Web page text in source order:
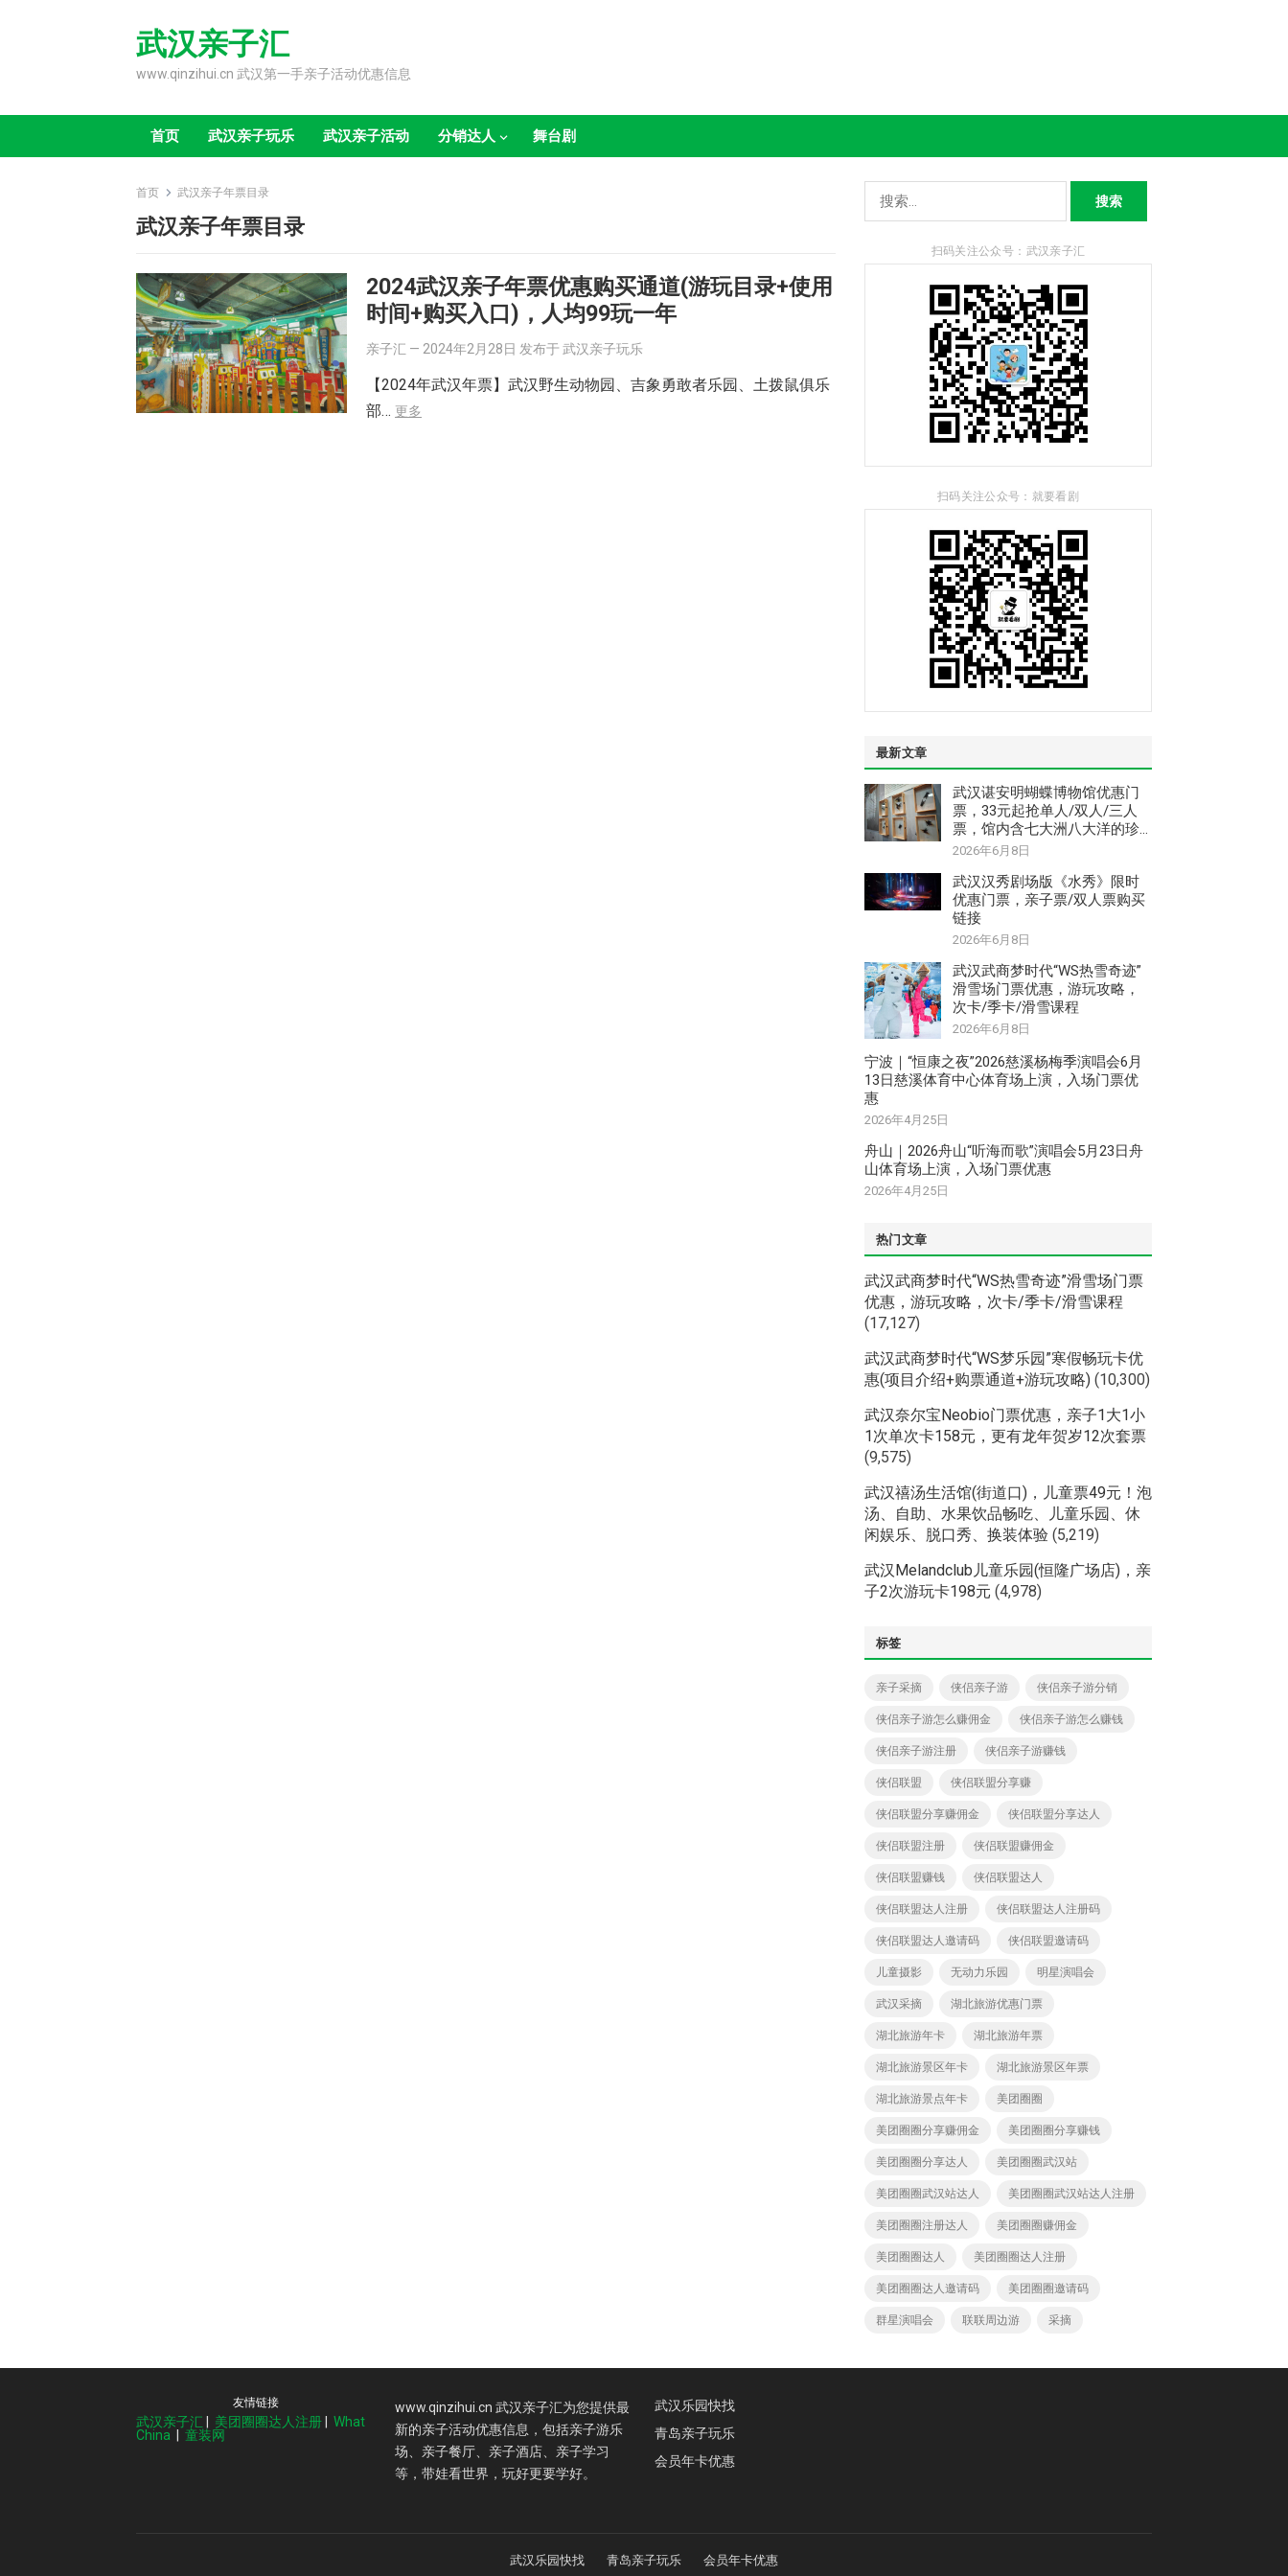
武汉亲子汇
www.qinzihui.cn 武汉第一手亲子活动优惠信息
首页 武汉亲子玩乐 武汉亲子活动 分销达人 舞台剧
首页 武汉亲子年票目录
武汉亲子年票目录
2024武汉亲子年票优惠购买通道(游玩目录+使用
时间+购买入口)，人均99玩一年
亲子汇 — 2024年2月28日 发布于 武汉亲子玩乐
【2024年武汉年票】武汉野生动物园、吉象勇敢者乐园、土拨鼠俱乐
部… 更多
索：
扫码关注公众号：武汉亲子汇
扫码关注公众号：就要看剧
最新文章
武汉谌安明蝴蝶博物馆优惠门
票，33元起抢单人/双人/三人
票，馆内含七大洲八大洋的珍
惜稀昆虫和蝴蝶标本
2026年6月8日
武汉汉秀剧场版《水秀》限时
优惠门票，亲子票/双人票购买
链接
2026年6月8日
武汉武商梦时代“WS热雪奇迹”
滑雪场门票优惠，游玩攻略，
次卡/季卡/滑雪课程
2026年6月8日
宁波｜“恒康之夜”2026慈溪杨梅季演唱会6月
13日慈溪体育中心体育场上演，入场门票优
惠
2026年4月25日
舟山｜2026舟山“听海而歌”演唱会5月23日舟
山体育场上演，入场门票优惠
2026年4月25日
热门文章
武汉武商梦时代“WS热雪奇迹”滑雪场门票
优惠，游玩攻略，次卡/季卡/滑雪课程
(17,127)
武汉武商梦时代“WS梦乐园”寒假畅玩卡优
惠(项目介绍+购票通道+游玩攻略) (10,300)
武汉奈尔宝Neobio门票优惠，亲子1大1小
1次单次卡158元，更有龙年贺岁12次套票
(9,575)
武汉禧汤生活馆(街道口)，儿童票49元！泡
汤、自助、水果饮品畅吃、儿童乐园、休
闲娱乐、脱口秀、换装体验 (5,219)
武汉Melandclub儿童乐园(恒隆广场店)，亲
子2次游玩卡198元 (4,978)
标签
亲子采摘 侠侣亲子游 侠侣亲子游分销
侠侣亲子游怎么赚佣金 侠侣亲子游怎么赚钱
侠侣亲子游注册 侠侣亲子游赚钱
侠侣联盟 侠侣联盟分享赚
侠侣联盟分享赚佣金 侠侣联盟分享达人
侠侣联盟注册 侠侣联盟赚佣金
侠侣联盟赚钱 侠侣联盟达人
侠侣联盟达人注册 侠侣联盟达人注册码
侠侣联盟达人邀请码 侠侣联盟邀请码
儿童摄影 无动力乐园 明星演唱会
武汉采摘 湖北旅游优惠门票
湖北旅游年卡 湖北旅游年票
湖北旅游景区年卡 湖北旅游景区年票
湖北旅游景点年卡 美团圈圈
美团圈圈分享赚佣金 美团圈圈分享赚钱
美团圈圈分享达人 美团圈圈武汉站
美团圈圈武汉站达人 美团圈圈武汉站达人注册
美团圈圈注册达人 美团圈圈赚佣金
美团圈圈达人 美团圈圈达人注册
美团圈圈达人邀请码 美团圈圈邀请码
群星演唱会 联联周边游 采摘
友情链接
武汉亲子汇 美团圈圈达人注册
What
China
童装网
www.qinzihui.cn 武汉亲子汇为您提供最
新的亲子活动优惠信息，包括亲子游乐
场、亲子餐厅、亲子酒店、亲子学习
等，带娃看世界，玩好更要学好。
武汉乐园快找
青岛亲子玩乐
会员年卡优惠
武汉乐园快找 青岛亲子玩乐 会员年卡优惠